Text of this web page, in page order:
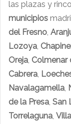
las plazas y
municipios
del Fresno
Lozoya
Oreja Colmenar
Cabrera
Navalagamella
de la Presa San
Torrelaguna